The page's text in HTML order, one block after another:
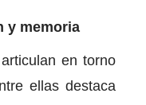
y memoria
en torno
ellas destaca